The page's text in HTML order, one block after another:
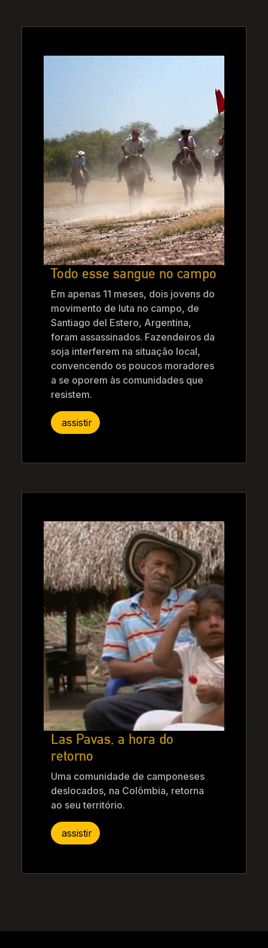
Todo esse sangue no campo
Em apenas 11 meses, dois jovens do
movimento de luta no campo, de
Santiago del Estero, Argentina,
foram assassinados. Fazendeiros da
soja interferem na situação local,
convencendo os poucos moradores
a se oporem às comunidades que
resistem.
assistir
Las Pavas, a hora do
retorno
Uma comunidade de camponeses
deslocados, na Colômbia, retorna
ao seu território.
assistir